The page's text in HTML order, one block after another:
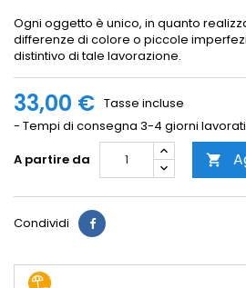
Ogni oggetto è unico, in quanto
differenze di colore o piccole
distintivo di tale lavorazione.
33,00 € Tasse incluse
- Tempi di consegna 3-4 giorni
A partire da

Condividi